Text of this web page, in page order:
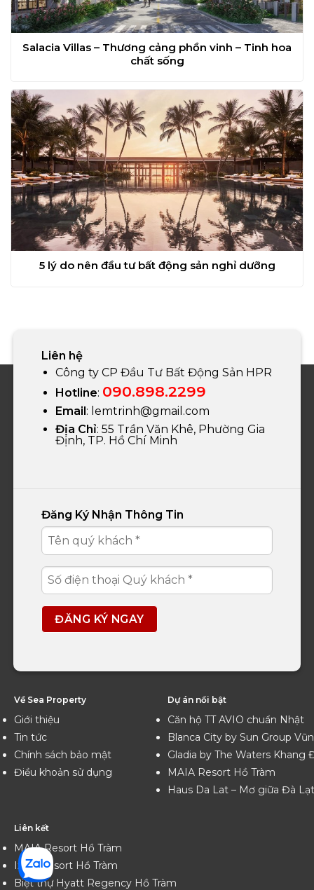
Salacia Villas – Thương cảng phồn vinh – Tinh hoa
chất sống
5 lý do nên đầu tư bất động sản nghỉ dưỡng
Liên hệ
Công ty CP Đầu Tư Bất Động Sản HPR
Hotline: 090.898.2299
Email: lemtrinh@gmail.com
Địa Chỉ: 55 Trần Văn Khê, Phường Gia
Định, TP. Hồ Chí Minh
Đăng Ký Nhận Thông Tin
Về Sea Property
Giới thiệu
Tin tức
Chính sách bảo mật
Điều khoản sử dụng
Dự án nổi bật
Căn hộ TT AVIO chuẩn Nhật
Blanca City by Sun Group
Gladia by The Waters Khang
MAIA Resort Hồ Tràm
Haus Da Lat – Mơ giữa Đà Lạt
Liên kết
MAIA Resort Hồ Tràm
Ixora Resort Hồ Tràm
Biệt thự Hyatt Regency Hồ Tràm